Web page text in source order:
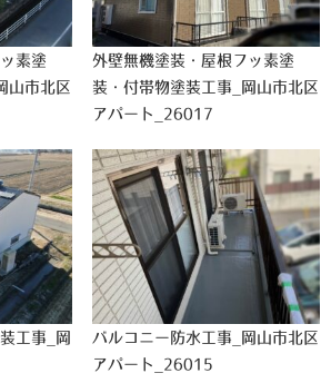
素塗
山市北区
外壁無機塗装・屋根フッ素塗
装・付帯物塗装工事_岡山市北区
アパート_26017
工事_岡
バルコニー防水工事_岡山市北区
アパート_26015